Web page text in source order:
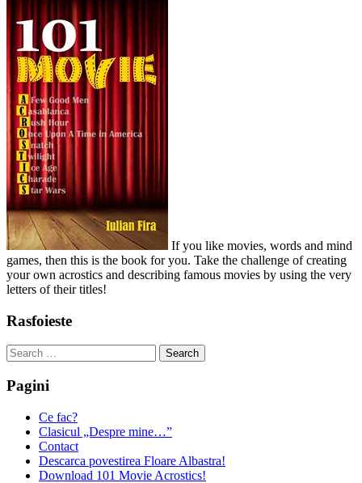
If you like movies, words and mind
games, then this is the book for you. Take the challenge of creating
your own acrostics and describing famous movies by using the very
letters of their titles!
Rasfoieste
Search
for:
Pagini
Ce fac?
Clasicul „Despre mine…”
Contact
Descarca povestirea Floare Albastra!
Download 101 Movie Acrostics!